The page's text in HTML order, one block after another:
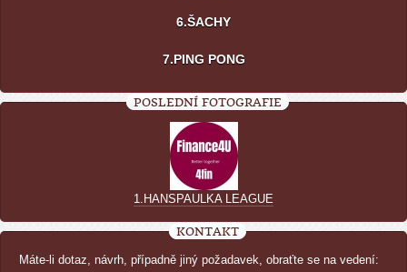
6.ŠACHY
7.PING PONG
POSLEDNÍ FOTOGRAFIE
1.HANSPAULKA LEAGUE
KONTAKT
Máte-li dotaz, návrh, případně jiný požadavek, obraťte se na vedení: